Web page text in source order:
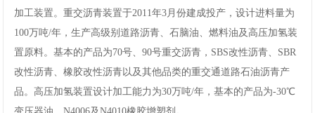
加工装置。重交沥青装置于2011年3月份建成投产，设计进料量为
100万吨/年，生产高级别道路沥青、石脑油、燃料油及高压加氢装
置原料。基本的产品为70号、90号重交沥青，SBS改性沥青、SBR
改性沥青、橡胶改性沥青以及其他品类的重交通道路石油沥青产
品。高压加氢装置设计加工能力为30万吨/年，基本的产品为-30℃